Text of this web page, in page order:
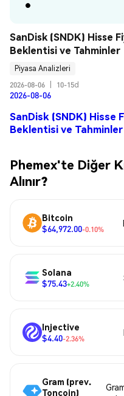
SanDisk (SNDK) Hisse
Beklentisi ve Tahminler
Piyasa Analizleri
2026-08-06
10-15d
2026-08-06
SanDisk (SNDK) Hisse
Beklentisi ve Tahminler
Phemex'te Diğer
Alınır?
Bitcoin
$64,972.00-0.10%
Solana
$75.43+2.40%
Injective
$4.40-2.36%
Gram (prev.
Toncoin)